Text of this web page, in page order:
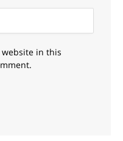
website in this